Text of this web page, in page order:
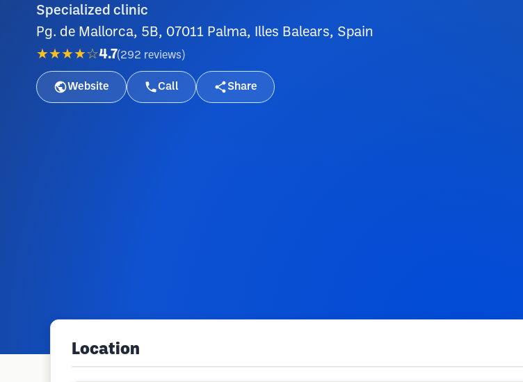
Specialized clinic
Pg. de Mallorca, 5B, 07011 Palma, Illes Balears, Spain
★★★★☆4.7(292 reviews )
Website Call Share
Location